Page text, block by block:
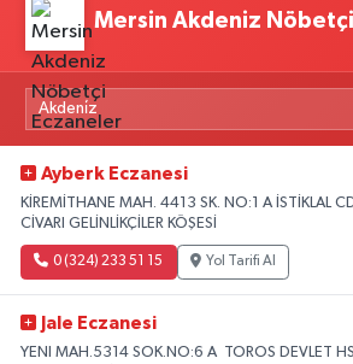
Mersin Akdeniz
Ayberk Eczanesi
KİREMİTHANE MAH. 4413 SK. NO:1 A İSTİKLAL
CİVARI GELİNLİKÇİLER KÖŞESİ
0 (324) 233 51 15 Yol Tarifi Al
Jale Eczanesi
YENI MAH.5314 SOK.NO:6 A TOROS DEVLET